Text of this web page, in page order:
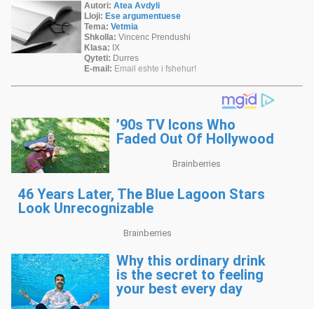
Autori: Atea Avdyli
Lloji: Ese argumentuese
Tema: Vetmia
Shkolla: Vincenc Prendushi
Klasa: IX
Qyteti: Durres
E-mail: Email eshte i fshehur!